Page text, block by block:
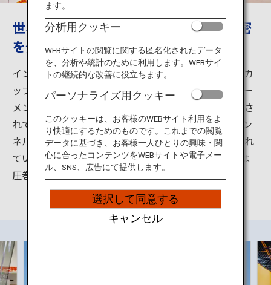
世界中で大人気のカップヌードルの秘密
を発見しよう
インスタントラーメン発祥の地、大阪府池田市に建つカ
ップヌードルミュージアム。館内ではインスタントラー
メン誕生のエピソードや発展の歴史などが楽しく紹介さ
れています。入口近くの「インスタントラーメン・トン
ネル」には日清食品の歴代商品ラインナップが展示され
ています。頭上を覆いつくす約800種類のパッケージは
圧巻です。
ます。
分析用クッキー
WEBサイトの閲覧に関する匿名化されたデータ
を、分析や統計のために利用します。WEBサイ
トの継続的な改善に役立ちます。
パーソナライズ用クッキー
このクッキーは、お客様のWEBサイト利用をよ
り快適にするためのものです。これまでの閲覧
データに基づき、お客様一人ひとりの興味・関
心に合ったコンテンツをWEBサイトや電子メー
ル、SNS、広告にて提供します。
選択して同意する
キャンセル